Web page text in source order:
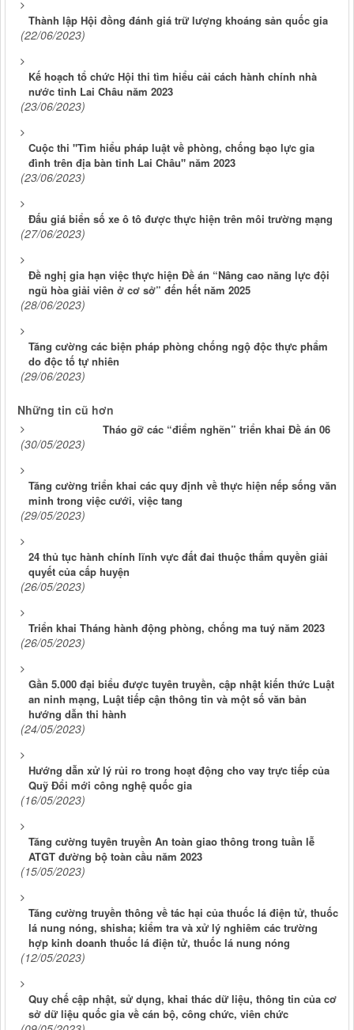
Thành lập Hội đồng đánh giá trữ lượng khoáng sản quốc gia
(22/06/2023)
Kế hoạch tổ chức Hội thi tìm hiểu cải cách hành chính nhà
nước tỉnh Lai Châu năm 2023
(23/06/2023)
Cuộc thi "Tìm hiểu pháp luật về phòng, chống bạo lực gia
đình trên địa bàn tỉnh Lai Châu" năm 2023
(23/06/2023)
Đấu giá biển số xe ô tô được thực hiện trên môi trường mạng
(27/06/2023)
Đề nghị gia hạn việc thực hiện Đề án “Nâng cao năng lực đội
ngũ hòa giải viên ở cơ sở” đến hết năm 2025
(28/06/2023)
Tăng cường các biện pháp phòng chống ngộ độc thực phẩm
do độc tố tự nhiên
(29/06/2023)
Những tin cũ hơn
Tháo gỡ các “điểm nghẽn” triển khai Đề án 06
(30/05/2023)
Tăng cường triển khai các quy định về thực hiện nếp sống văn
minh trong việc cưới, việc tang
(29/05/2023)
24 thủ tục hành chính lĩnh vực đất đai thuộc thẩm quyền giải
quyết của cấp huyện
(26/05/2023)
Triển khai Tháng hành động phòng, chống ma tuý năm 2023
(26/05/2023)
Gần 5.000 đại biểu được tuyên truyền, cập nhật kiến thức Luật
an ninh mạng, Luật tiếp cận thông tin và một số văn bản
hướng dẫn thi hành
(24/05/2023)
Hướng dẫn xử lý rủi ro trong hoạt động cho vay trực tiếp của
Quỹ Đổi mới công nghệ quốc gia
(16/05/2023)
Tăng cường tuyên truyền An toàn giao thông trong tuần lễ
ATGT đường bộ toàn cầu năm 2023
(15/05/2023)
Tăng cường truyền thông về tác hại của thuốc lá điện tử, thuốc
lá nung nóng, shisha; kiểm tra và xử lý nghiêm các trường
hợp kinh doanh thuốc lá điện tử, thuốc lá nung nóng
(12/05/2023)
Quy chế cập nhật, sử dụng, khai thác dữ liệu, thông tin của cơ
sở dữ liệu quốc gia về cán bộ, công chức, viên chức